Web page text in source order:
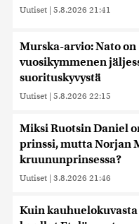
Uutiset | 5.8.2026 21:41
Murska-arvio: Nato on
vuosikymmenen
suorituskyvystä
Uutiset | 5.8.2026 22:15
Miksi Ruotsin Daniel
prinssi, mutta Norjan
kruununprinsessa?
Uutiset | 3.8.2026 21:46
Kuin kauhuelokuvasta